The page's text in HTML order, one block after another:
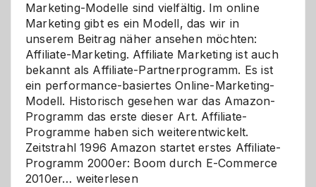
Marketing-Modelle sind vielfältig. Im online
Marketing gibt es ein Modell, das wir in
unserem Beitrag näher ansehen möchten:
Affiliate-Marketing. Affiliate Marketing ist auch
bekannt als Affiliate-Partnerprogramm. Es ist
ein performance-basiertes Online-Marketing-
Modell. Historisch gesehen war das Amazon-
Programm das erste dieser Art. Affiliate-
Programme haben sich weiterentwickelt.
Zeitstrahl 1996 Amazon startet erstes Affiliate-
Programm 2000er: Boom durch E-Commerce
2010er… Affiliate-
weiterlesen